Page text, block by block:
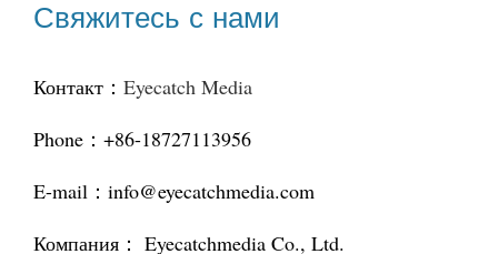
Свяжитесь с нами
Контакт： Eyecatch Media
Phone：+86-18727113956
E-mail： info@eyecatchmedia.com
Компания： Eyecatchmedia Co., Ltd.